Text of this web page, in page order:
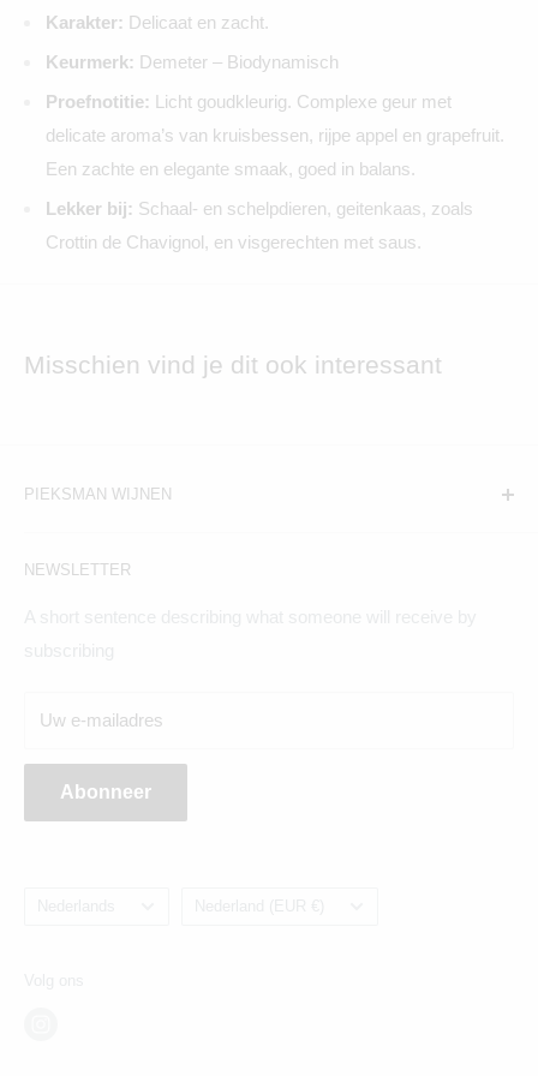
Karakter: Delicaat en zacht.
Keurmerk: Demeter – Biodynamisch
Proefnotitie: Licht goudkleurig. Complexe geur met
delicate aroma’s van kruisbessen, rijpe appel en grapefruit.
Een zachte en elegante smaak, goed in balans.
Lekker bij: Schaal- en schelpdieren, geitenkaas, zoals
Crottin de Chavignol, en visgerechten met saus.
Misschien vind je dit ook interessant
PIEKSMAN WIJNEN
Hogeweg 19, 1098BV
Ginnekenweg 354, 4835NM
NEWSLETTER
Uw e-mailadres
Abonneer